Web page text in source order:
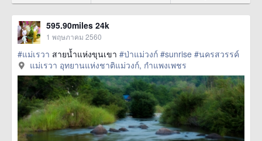
595.90miles 24k
1 พฤษภาคม 2560
#แม่เรวา สายน้ำแห่งขุนเขา #ป่าแม่วงก์ #sunrise #นครสวรรค์
แม่เรวา อุทยานแห่งชาติแม่วงก์, กำแพงเพชร